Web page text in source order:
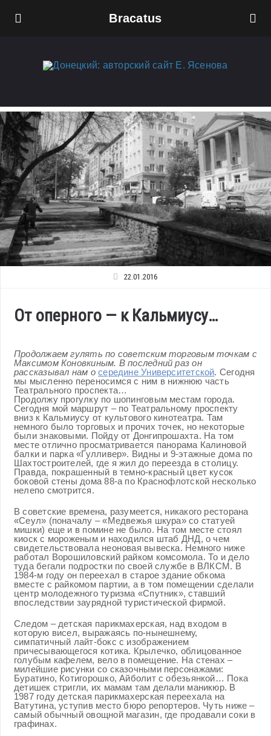
Bracatus
22.01.2016
От оперного — к Кальмиусу…
Продолжаем гулять по советским торговым точкам с
Максимом Коновкиным. В последний раз он
рассказывал нам осередине Университетской. Сегодня
мы мысленно переносимся с ним в нижнюю часть
Театрального проспекта…
Продолжу прогулку по шопинговым местам города.
Сегодня мой маршрут – по Театральному проспекту
вниз к Кальмиусу от культового кинотеатра. Там
немного было торговых и прочих точек, но некоторые
были знаковыми. Пойду от Донгипрошахта. На том
месте отлично просматривается панорама Калиновой
балки и парка «Гулливер». Видны и 9-этажные дома по
Шахтостроителей, где я жил до переезда в столицу.
Правда, покрашенный в темно-красный цвет кусок
боковой стены дома 88-а по Краснофлотской несколько
нелепо смотрится.
В советские времена, разумеется, никакого ресторана
«Сеул» (поначалу – «Медвежья шкура» со статуей
мишки) еще и в помине не было. На том месте стоял
киоск с мороженым и находился штаб ДНД, о чем
свидетельствовала неоновая вывеска. Немного ниже
работал Ворошиловский райком комсомола. То и дело
туда бегали подростки по своей службе в ВЛКСМ. В
1984-м году он переехал в старое здание обкома
вместе с райкомом партии, а в том помещении сделали
центр молодежного туризма «Спутник», ставший
впоследствии заурядной туристической фирмой.
Следом – детская парикмахерская, над входом в
которую висел, выражаясь по-нынешнему,
симпатичный лайт-бокс с изображением
причесывающегося котика. Крылечко, облицованное
голубым кафелем, вело в помещение. На стенах –
милейшие рисунки со сказочными персонажами:
Буратино, Котигорошко, Айболит с обезьянкой… Пока
детишек стригли, их мамам там делали маникюр. В
1987 году детская парикмахерская переехала на
Ватутина, уступив место бюро репортеров. Чуть ниже –
самый обычный овощной магазин, где продавали соки в
графинах.